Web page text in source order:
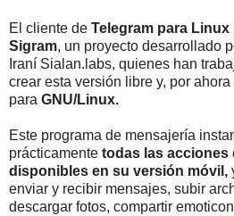
El cliente de Telegram para Linux
Sigram, un proyecto desarrollado
Iraní Sialan.labs, quienes han
crear esta versión libre y, por
para GNU/Linux.
Este programa de mensajería
prácticamente todas las acciones
disponibles en su versión móvil,
enviar y recibir mensajes, subir
descargar fotos, compartir